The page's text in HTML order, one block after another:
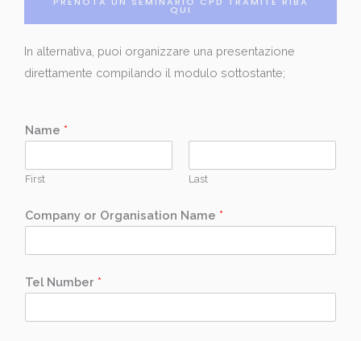
QUI
In alternativa, puoi organizzare una presentazione
direttamente compilando il modulo sottostante;
Name *
First Last
Company or Organisation Name *
Tel Number *